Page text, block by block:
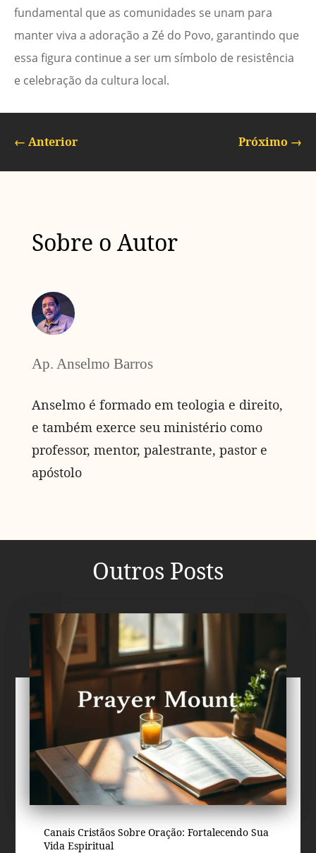
fundamental que as comunidades se unam para
manter viva a adoração a Zé do Povo, garantindo que
essa figura continue a ser um símbolo de resistência
e celebração da cultura local.
← Anterior Próximo →
Sobre o Autor
Ap. Anselmo Barros
Anselmo é formado em teologia e direito,
e também exerce seu ministério como
professor, mentor, palestrante, pastor e
apóstolo
Outros Posts
Canais Cristãos Sobre Oração: Fortalecendo Sua
Vida Espiritual